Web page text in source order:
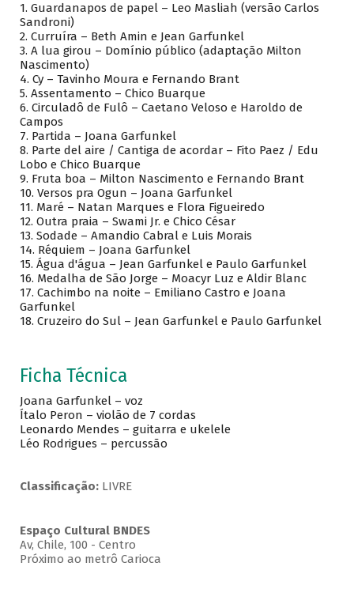
1. Guardanapos de papel – Leo Masliah (versão Carlos
Sandroni)
2. Curruíra – Beth Amin e Jean Garfunkel
3. A lua girou – Domínio público (adaptação Milton
Nascimento)
4. Cy – Tavinho Moura e Fernando Brant
5. Assentamento – Chico Buarque
6. Circuladô de Fulô – Caetano Veloso e Haroldo de
Campos
7. Partida – Joana Garfunkel
8. Parte del aire / Cantiga de acordar – Fito Paez / Edu
Lobo e Chico Buarque
9. Fruta boa – Milton Nascimento e Fernando Brant
10. Versos pra Ogun – Joana Garfunkel
11. Maré – Natan Marques e Flora Figueiredo
12. Outra praia – Swami Jr. e Chico César
13. Sodade – Amandio Cabral e Luis Morais
14. Réquiem – Joana Garfunkel
15. Água d'água – Jean Garfunkel e Paulo Garfunkel
16. Medalha de São Jorge – Moacyr Luz e Aldir Blanc
17. Cachimbo na noite – Emiliano Castro e Joana
Garfunkel
18. Cruzeiro do Sul – Jean Garfunkel e Paulo Garfunkel
Ficha Técnica
Joana Garfunkel – voz
Ítalo Peron – violão de 7 cordas
Leonardo Mendes – guitarra e ukelele
Léo Rodrigues – percussão
Classificação: LIVRE
Espaço Cultural BNDES
Av, Chile, 100 - Centro
Próximo ao metrô Carioca